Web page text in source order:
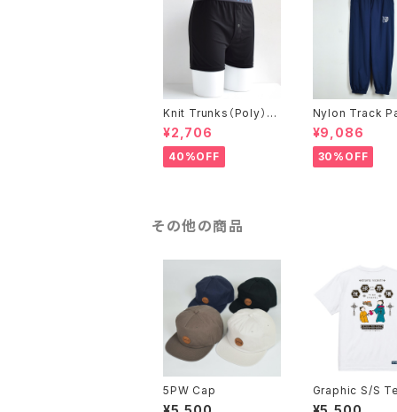
Knit Trunks（Poly）ブ
ラック
¥2,706
40%OFF
Nylon Track
¥9,086
30%OFF
その他の商品
5PW Cap
Graphic S/S
球界隈 珈琲時